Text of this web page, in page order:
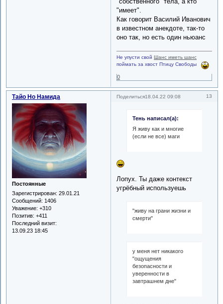
"имеет".
Как говорит Василий Иванович
в известном анекдоте, так-то
оно так, но есть один ньюанс
Не упусти свойШанс иметь шанс
поймать за хвост Птицу Свободы
0
Поделиться 13
18.04.22 09:08
Тайо Но Намида
Постоянные
Зарегистрирован: 29.01.21
Сообщений: 1406
Уважение: +310
Позитив: +411
Последний визит:
13.09.23 18:45
Тень написал(а):
Я живу как и многие
(если не все) маги
Лопух. Ты даже контекст
угрёбный используешь
"живу на грани жизни и
смерти"
у меня нет никакого
"ощущения
безопасности и
уверенности в
завтрашнем дне"